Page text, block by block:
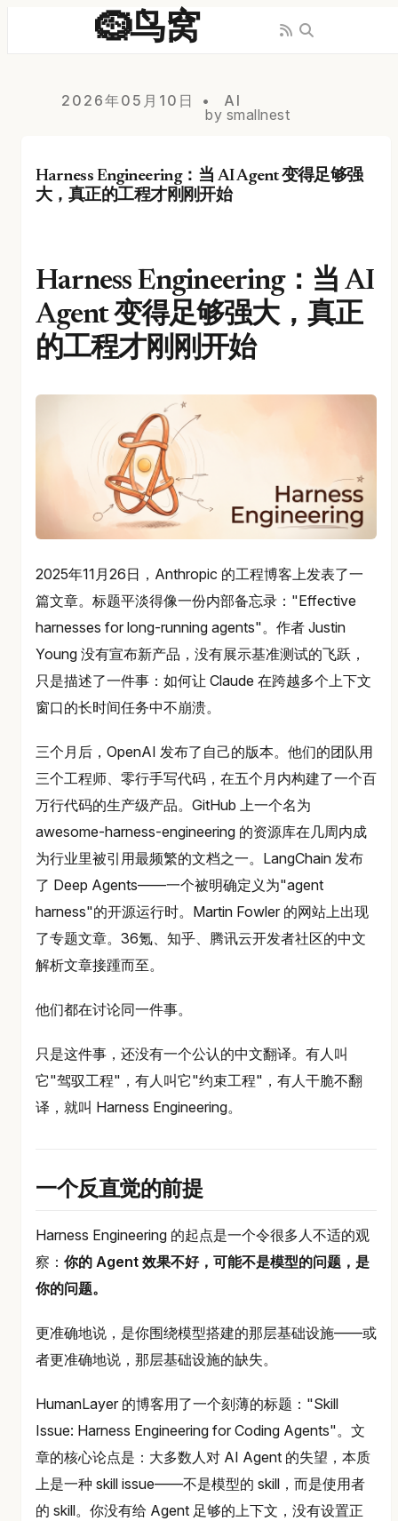
🪹鸟窝
2026年05月10日
AI
by smallnest
Harness Engineering：当 AI Agent 变得足够强
大，真正的工程才刚刚开始
Harness Engineering：当 AI
Agent 变得足够强大，真正
的工程才刚刚开始
2025年11月26日，Anthropic 的工程博客上发表了一
篇文章。标题平淡得像一份内部备忘录："Effective
harnesses for long-running agents"。作者 Justin
Young 没有宣布新产品，没有展示基准测试的飞跃，
只是描述了一件事：如何让 Claude 在跨越多个上下文
窗口的长时间任务中不崩溃。
三个月后，OpenAI 发布了自己的版本。他们的团队用
三个工程师、零行手写代码，在五个月内构建了一个百
万行代码的生产级产品。GitHub 上一个名为
awesome-harness-engineering 的资源库在几周内成
为行业里被引用最频繁的文档之一。LangChain 发布
了 Deep Agents——一个被明确定义为"agent
harness"的开源运行时。Martin Fowler 的网站上出现
了专题文章。36氪、知乎、腾讯云开发者社区的中文
解析文章接踵而至。
他们都在讨论同一件事。
只是这件事，还没有一个公认的中文翻译。有人叫
它"驾驭工程"，有人叫它"约束工程"，有人干脆不翻
译，就叫 Harness Engineering。
一个反直觉的前提
Harness Engineering 的起点是一个令很多人不适的观
察： 你的 Agent 效果不好，可能不是模型的问题，是
你的问题。
更准确地说，是你围绕模型搭建的那层基础设施——或
者更准确地说，那层基础设施的缺失。
HumanLayer 的博客用了一个刻薄的标题："Skill
Issue: Harness Engineering for Coding Agents"。文
章的核心论点是：大多数人对 AI Agent 的失望，本质
上是一种 skill issue——不是模型的 skill，而是使用者
的 skill。你没有给 Agent 足够的上下文，没有设置正